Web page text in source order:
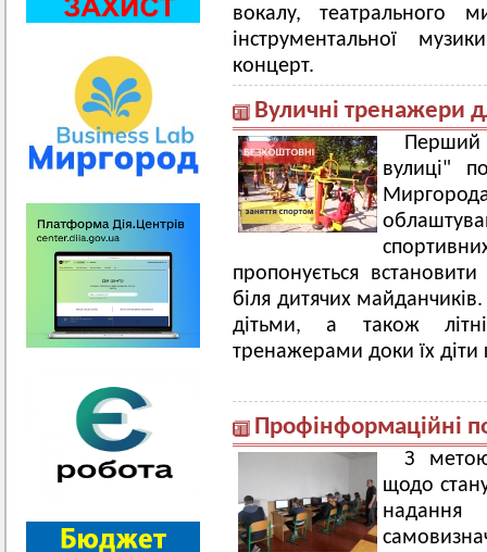
вокалу, театрального
інструментальної
концерт.
Вуличні тренажери
Перший
вулиці"
пропонується
біля дитячих
дітьми, а також
тренажерами доки їх
Профінформаційні
З метою
щодо